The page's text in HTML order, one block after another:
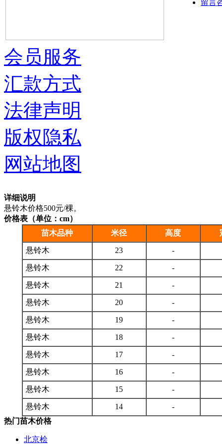
留言
详细说明
悬铃木价格500元/棵。
价格表（单位：cm）
苗木品种
米径 高度
悬铃木 23 -
悬铃木 22 -
悬铃木 21 -
悬铃木 20 -
悬铃木 19 -
悬铃木 18 -
悬铃木 17 -
悬铃木 16 -
悬铃木 15 -
悬铃木 14
-
热门苗木价格
北京桧
会员服务
汇款方式
法律声明
版权隐私
网站地图